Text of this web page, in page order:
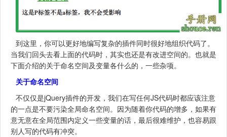
到这里，你可以更好地编写复杂的插件同时很好地组织代码了。
当我们回头去看上面的代码时，其实也还是有改进空间的。也就是
下面介绍的关于命名空间及变量各什么的，一些杂项。
关于命名空间
不仅仅是jQuery插件的开发，我们在写任何JS代码时都应该注意
的一点是不要污染全局命名空间。因为随着你代码的增多，如果有
意无意在全局范围内定义一些变量的话，最后很难维护，也容易跟
别人写的代码有冲突。